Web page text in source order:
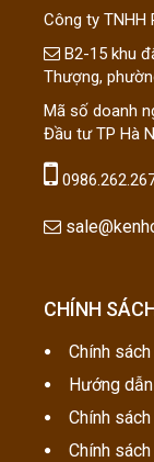
Công ty TNHH
B2-15 khu
Thượng,
Mã số doanh
Đầu tư TP Hà
CHÍNH
Chính
Hướng
Chính
Chính